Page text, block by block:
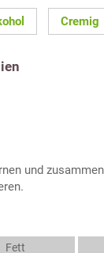
Cremig
und
Fett